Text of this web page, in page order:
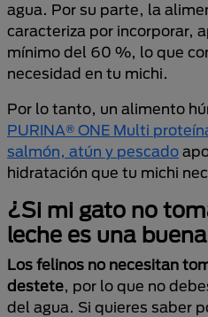
agua. Por su parte, la
caracteriza por incorporar,
mínimo del 60 %, lo que
necesidad en tu michi.
Por lo tanto, un alimento
PURINA® ONE Multi
salmón, atún y pescado
hidratación que tu michi
¿Si mi gato no
leche es una
Los felinos no necesitan
destete, por lo que no
del agua. Si quieres saber